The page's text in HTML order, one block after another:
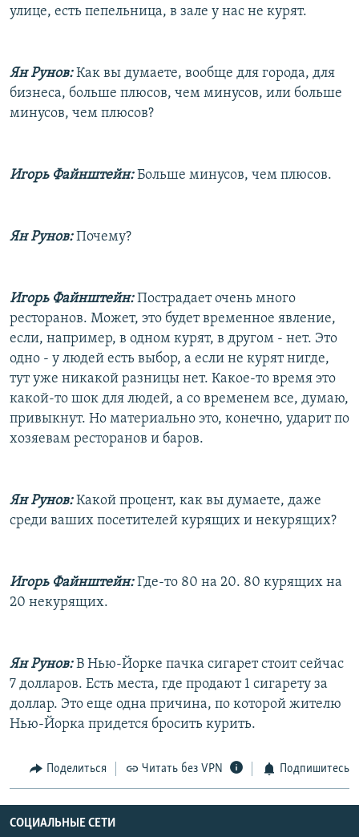
улице, есть пепельница, в зале у нас не курят.
Ян Рунов:Как вы думаете, вообще для города, для
бизнеса, больше плюсов, чем минусов, или больше
минусов, чем плюсов?
Игорь Файнштейн:Больше минусов, чем плюсов.
Ян Рунов:Почему?
Игорь Файнштейн:Пострадает очень много
ресторанов. Может, это будет временное явление,
если, например, в одном курят, в другом - нет. Это
одно - у людей есть выбор, а если не курят нигде,
тут уже никакой разницы нет. Какое-то время это
какой-то шок для людей, а со временем все, думаю,
привыкнут. Но материально это, конечно, ударит по
хозяевам ресторанов и баров.
Ян Рунов:Какой процент, как вы думаете, даже
среди ваших посетителей курящих и некурящих?
Игорь Файнштейн:Где-то 80 на 20. 80 курящих на
20 некурящих.
Ян Рунов:В Нью-Йорке пачка сигарет стоит сейчас
7 долларов. Есть места, где продают 1 сигарету за
доллар. Это еще одна причина, по которой жителю
Нью-Йорка придется бросить курить.
Поделиться Читать без VPN Подпишитесь
СОЦИАЛЬНЫЕ СЕТИ